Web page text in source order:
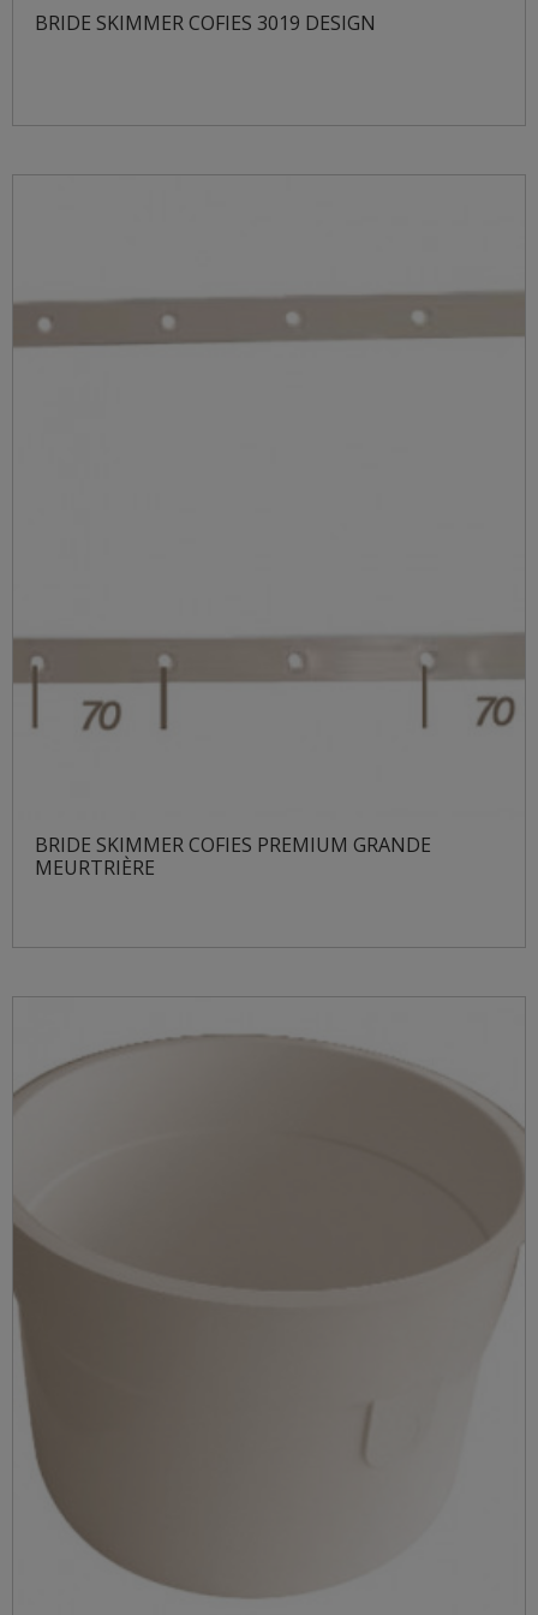
BRIDE SKIMMER COFIES 3019 DESIGN
BRIDE SKIMMER COFIES PREMIUM GRANDE
MEURTRIÈRE